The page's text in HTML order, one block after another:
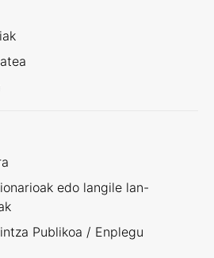
edo langile lan-
Publikoa / Enplegu